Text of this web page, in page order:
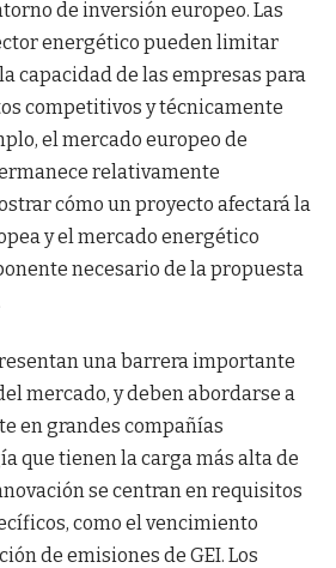
de inversión europeo. Las
energético pueden limitar
capacidad de las empresas para
competitivos y técnicamente
el mercado europeo de
relativamente
cómo un proyecto afectará la
y el mercado energético
necesario de la propuesta
una barrera importante
mercado, y deben abordarse a
en grandes compañías
que tienen la carga más alta de
se centran en requisitos
como el vencimiento
de emisiones de GEI. Los